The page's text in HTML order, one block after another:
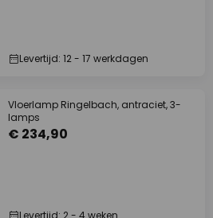
Levertijd: 12 - 17 werkdagen
Vloerlamp Ringelbach, antraciet, 3-
lamps
€ 234,90
Levertijd: 2 - 4 weken